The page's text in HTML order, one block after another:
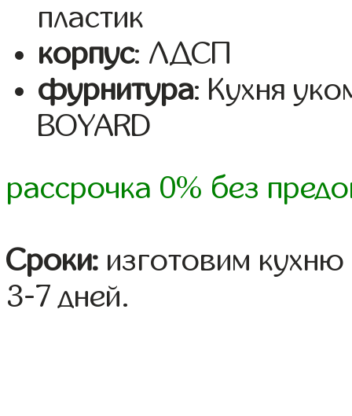
пластик
корпус: ЛДСП
фурнитура: Кухня
BOYARD
рассрочка 0% без
Сроки: изготовим
3-7 дней.